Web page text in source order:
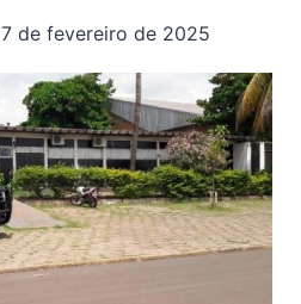
7 de fevereiro de 2025